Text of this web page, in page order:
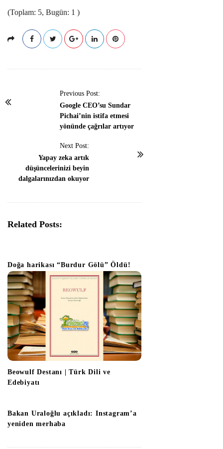
(Toplam: 5, Bugün: 1 )
Previous Post:
Google CEO’su Sundar
Pichai’nin istifa etmesi
yönünde çağrılar artıyor
Next Post:
Yapay zeka artık
düşüncelerinizi beyin
dalgalarınızdan okuyor
Related Posts:
Doğa harikası “Burdur Gölü” Öldü!
Beowulf Destanı | Türk Dili ve
Edebiyatı
Bakan Uraloğlu açıkladı: Instagram’a
yeniden merhaba